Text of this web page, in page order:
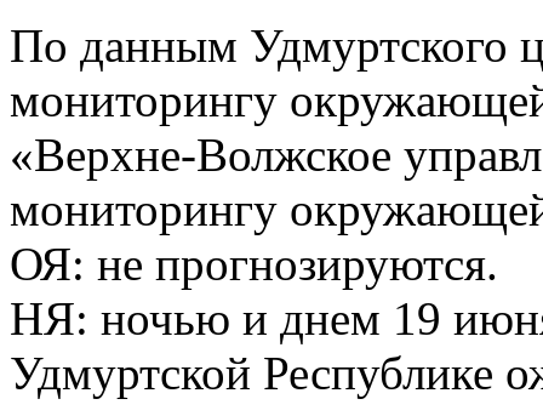
По данным Удмуртского
мониторингу
«Верхне-Волжское
мониторингу
ОЯ: не прогнозируются.
НЯ: ночью и днем 19
Удмуртской Республике